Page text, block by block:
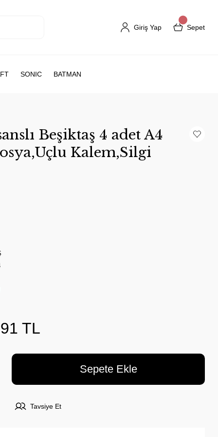
Giriş Yap Sepet
SONIC BATMAN
Beşiktaş 4 adet A4
Kalem,Silgi
TL
Sepete Ekle
Tavsiye Et